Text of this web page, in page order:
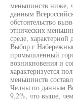
меньшинств ниже,
данным
обстоятельство
этнических
среде, характерной
Выбор г
промышленный
возникновения и
характеризуется
меньшинств
Челны по данным
9,2%, что выше,